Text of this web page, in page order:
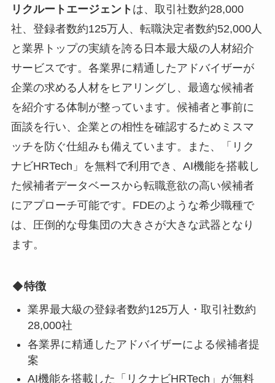
リクルートエージェント は、取引社数約28,000
社、登録者数約125万人、転職決定者数約52,000人
と業界トップの実績を誇る日本最大級の人材紹介
サービスです。各業界に精通したアドバイザーが
企業の求める人材をヒアリングし、最適な候補者
を紹介する体制が整っています。候補者と事前に
面談を行い、企業との相性を確認するためミスマ
ッチを防ぐ仕組みも備えています。また、「リク
ナビHRTech」を無料で利用でき、AI機能を搭載し
た候補者データベースから転職意欲の高い候補者
にアプローチ可能です。FDEのような希少職種で
は、圧倒的な母集団の大きさが大きな武器となり
ます。
特徴
業界最大級の登録者数約125万人・取引社数約
28,000社
各業界に精通したアドバイザーによる候補者提
案
AI機能を搭載した「リクナビHRTech」が無料